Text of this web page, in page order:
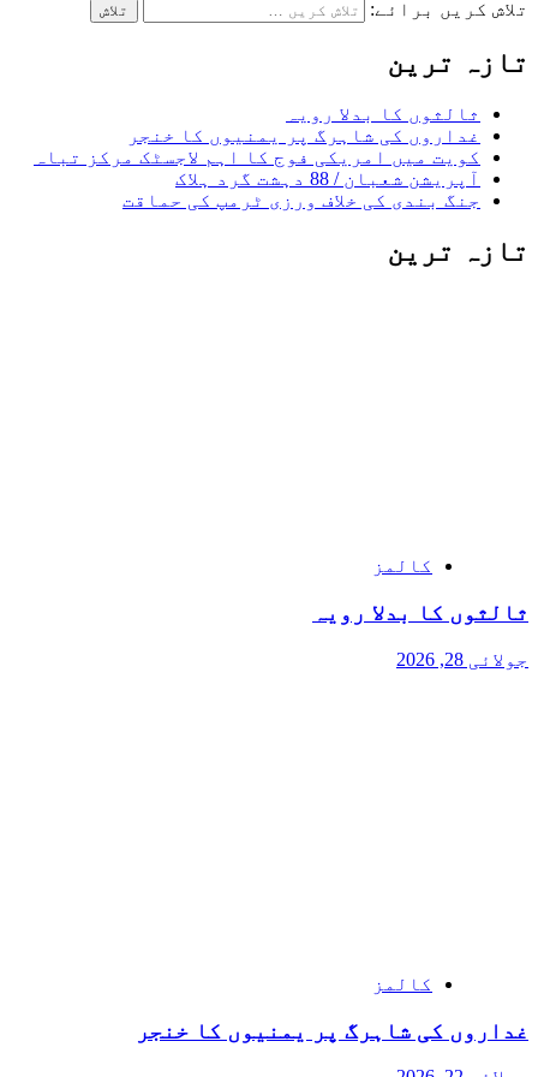
تلاش کریں برائے:
تازہ ترین
ثالثوں کا بدلا رویہ
غداروں کی شاہرگ پر یمنیوں کا خنجر
کویت میں امریکی فوج کا اہم لاجسٹک مرکز تباہ
آپریشن شعبان / 88 دہشت گرد ہلاک
جنگ بندی کی خلاف ورزی ٹرمپ کی حماقت
تازہ ترین
کالمز
ثالثوں کا بدلا رویہ
جولائی 28, 2026
کالمز
غداروں کی شاہرگ پر یمنیوں کا خنجر